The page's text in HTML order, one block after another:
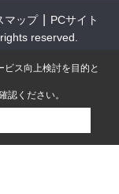
マップ
PCサイト
reserved.
ス向上検討を目的と
認ください。